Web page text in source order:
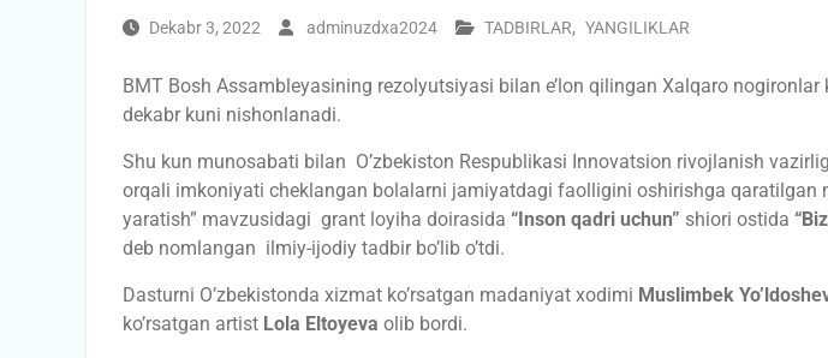
Dekabr 3, 2022 adminuzdxa2024 TADBIRLAR, YANGILIKLAR
BMT Bosh Assambleyasining rezolyutsiyasi bilan e’lon qilingan Xalqaro
dekabr kuni nishonlanadi.
Shu kun munosabati bilan O’zbekiston Respublikasi Innovatsion rivojlanish
orqali imkoniyati cheklangan bolalarni jamiyatdagi faolligini oshirishga qaratilgan
yaratish” mavzusidagi grant loyiha doirasida “Inson qadri uchun” shiori ostida
deb nomlangan ilmiy-ijodiy tadbir bo’lib o’tdi.
Dasturni O’zbekistonda xizmat ko’rsatgan madaniyat xodimi Muslimbek
ko’rsatgan artist Lola Eltoyeva olib bordi.